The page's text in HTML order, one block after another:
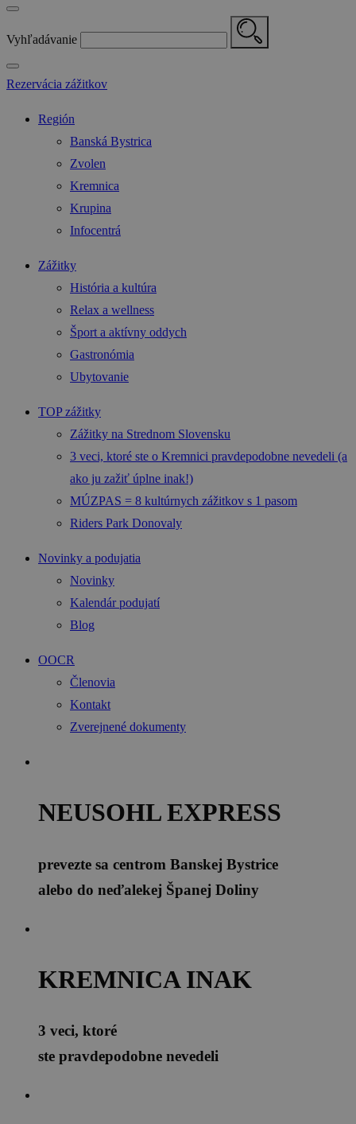
Vyhľadávanie
Rezervácia zážitkov
Región
Banská Bystrica
Zvolen
Kremnica
Krupina
Infocentrá
Zážitky
História a kultúra
Relax a wellness
Šport a aktívny oddych
Gastronómia
Ubytovanie
TOP zážitky
Zážitky na Strednom Slovensku
3 veci, ktoré ste o Kremnici pravdepodobne nevedeli (a
ako ju zažiť úplne inak!)
MÚZPAS = 8 kultúrnych zážitkov s 1 pasom
Riders Park Donovaly
Novinky a podujatia
Novinky
Kalendár podujatí
Blog
OOCR
Členovia
Kontakt
Zverejnené dokumenty
NEUSOHL EXPRESS
prevezte sa centrom Banskej Bystrice
alebo do neďalekej Španej Doliny
KREMNICA INAK
3 veci, ktoré
ste pravdepodobne nevedeli